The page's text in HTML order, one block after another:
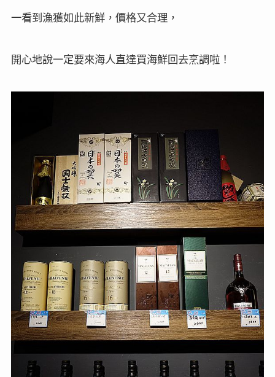
一看到漁獲如此新鮮，價格又合理，
開心地說一定要來海人直達買海鮮回去烹調啦！